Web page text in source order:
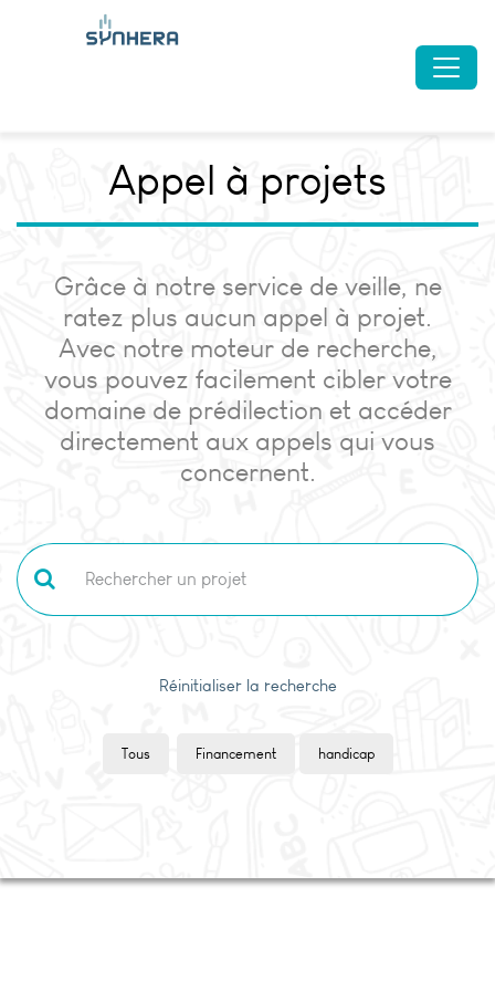
Appel à projets
Grâce à notre service de veille, ne
ratez plus aucun appel à projet.
Avec notre moteur de recherche,
vous pouvez facilement cibler votre
domaine de prédilection et accéder
directement aux appels qui vous
concernent.
Réinitialiser la recherche
Tous Financement handicap